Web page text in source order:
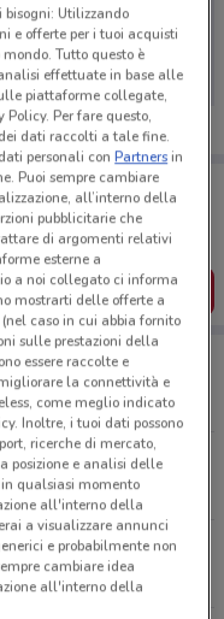
pubblicato
più tardi.
con te!
dei negozi vicino a te,
risparmio, comodamente
L’APP
Utilizzando
e offerte per i tuoi acquisti
Tutto questo è
effettuate in base alle
piattaforme collegate,
Per fare questo,
dati raccolti a tale fine.
personali conPartnersin
Puoi sempre cambiare
all’interno della
pubblicitarie che
di argomenti relativi
esterne a
a noi collegato ci informa
mostrarti delle offerte a
caso in cui abbia fornito
sulle prestazioni della
essere raccolte e
la connettività e
come meglio indicato
Inoltre, i tuoi dati possono
ricerche di mercato,
posizione e analisi delle
qualsiasi momento
all'interno della
a visualizzare annunci
e probabilmente non
cambiare idea
all'interno della